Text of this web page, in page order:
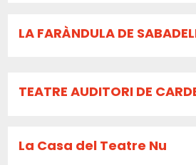
LA FARÀNDULA DE
TEATRE AUDITORI DE
La Casa del Teatre Nu